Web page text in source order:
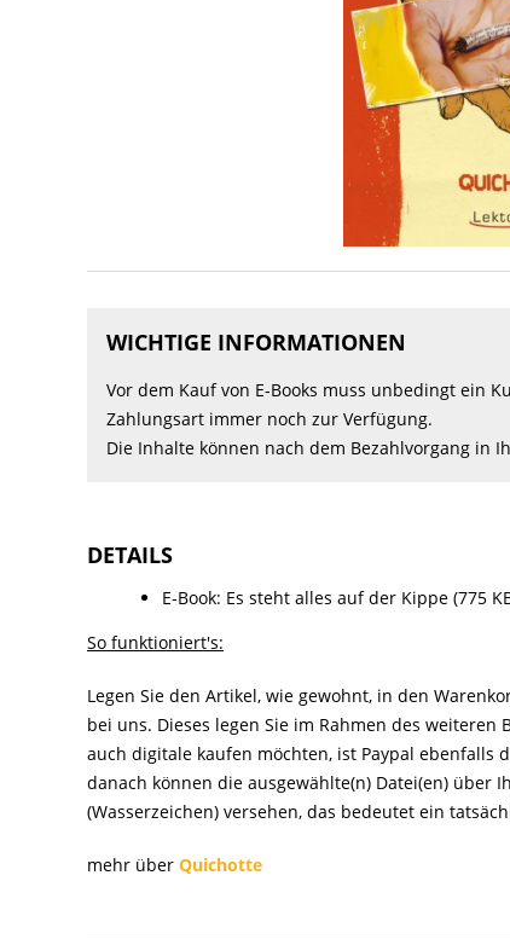
WICHTIGE INFORMATIONEN
Vor dem Kauf von E-Books muss unbedingt ein
Zahlungsart immer noch zur Verfügung.
Die Inhalte können nach dem Bezahlvorgang in
DETAILS
E-Book: Es steht alles auf der Kippe (775
So funktioniert's:
Legen Sie den Artikel, wie gewohnt, in den
bei uns. Dieses legen Sie im Rahmen des
auch digitale kaufen möchten, ist Paypal ebenfalls
danach können die ausgewählte(n) Datei(en) über
(Wasserzeichen) versehen, das bedeutet ein
mehr über Quichotte